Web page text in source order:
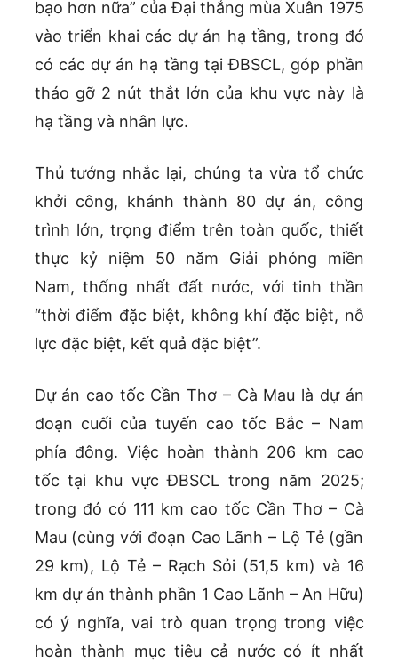
bạo hơn nữa” của Đại thắng mùa Xuân 1975
vào triển khai các dự án hạ tầng, trong đó
có các dự án hạ tầng tại ĐBSCL, góp phần
tháo gỡ 2 nút thắt lớn của khu vực này là
hạ tầng và nhân lực.
Thủ tướng nhắc lại, chúng ta vừa tổ chức
khởi công, khánh thành 80 dự án, công
trình lớn, trọng điểm trên toàn quốc, thiết
thực kỷ niệm 50 năm Giải phóng miền
Nam, thống nhất đất nước, với tinh thần
“thời điểm đặc biệt, không khí đặc biệt, nỗ
lực đặc biệt, kết quả đặc biệt”.
Dự án cao tốc Cần Thơ – Cà Mau là dự án
đoạn cuối của tuyến cao tốc Bắc – Nam
phía đông. Việc hoàn thành 206 km cao
tốc tại khu vực ĐBSCL trong năm 2025;
trong đó có 111 km cao tốc Cần Thơ – Cà
Mau (cùng với đoạn Cao Lãnh – Lộ Tẻ (gần
29 km), Lộ Tẻ – Rạch Sỏi (51,5 km) và 16
km dự án thành phần 1 Cao Lãnh – An Hữu)
có ý nghĩa, vai trò quan trọng trong việc
hoàn thành mục tiêu cả nước có ít nhất